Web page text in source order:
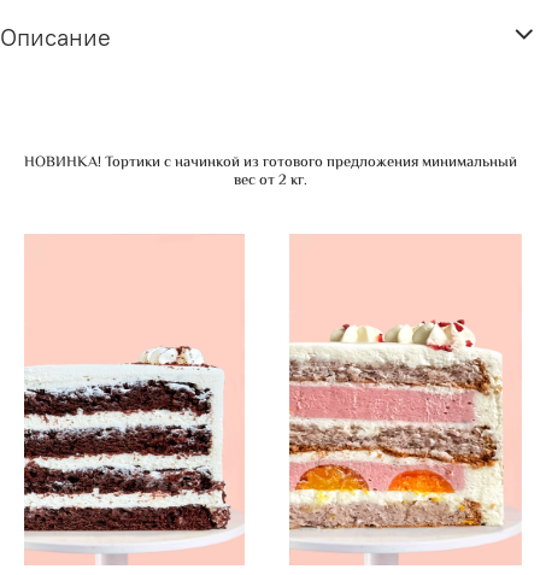
Описание
НОВИНКА! Тортики с начинкой из готового предложения минимальный
вес от 2 кг.